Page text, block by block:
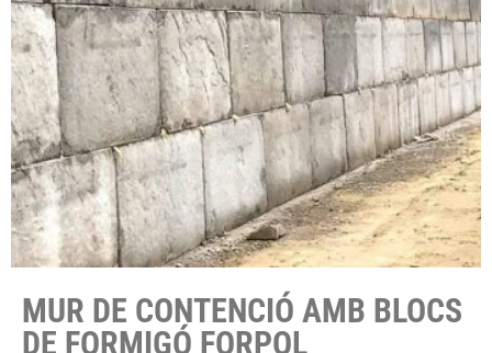
MUR DE CONTENCIÓ AMB BLOCS
DE FORMIGÓ FORPOL